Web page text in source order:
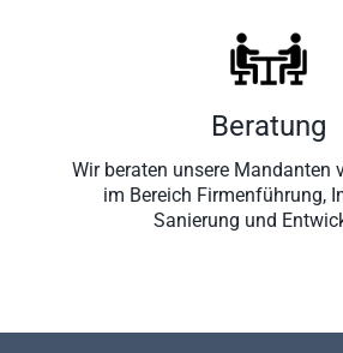
Beratung
Wir beraten unsere Mandanten
im Bereich Firmenführung,
Sanierung und